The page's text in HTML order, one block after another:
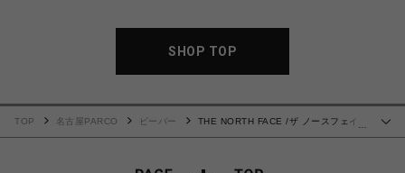
SHOP TOP
…
TOP 名古屋PARCO ビーバー
THE NORTH FACE /ザ ノースフェイ